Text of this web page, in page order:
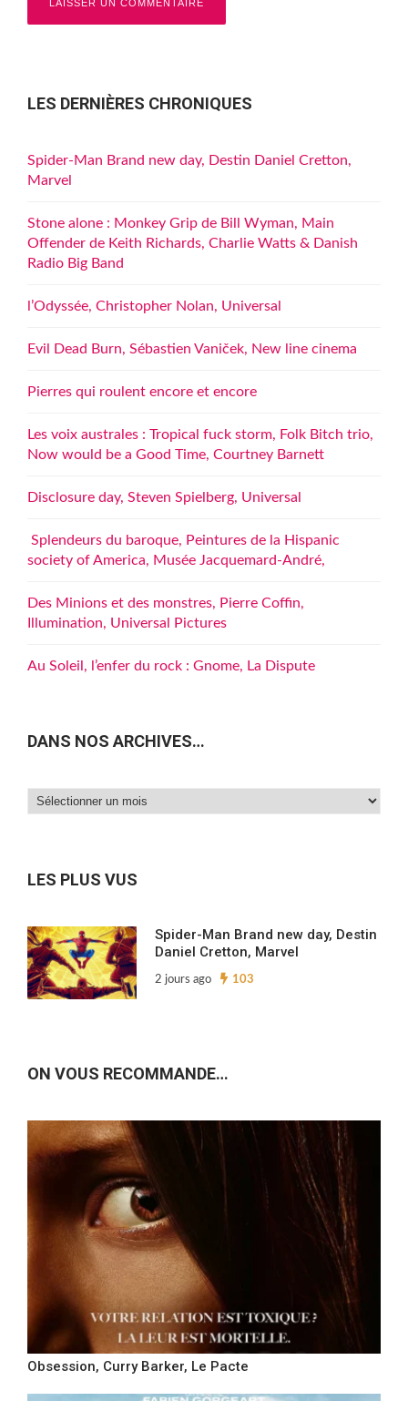
LES DERNIÈRES CHRONIQUES
Spider-Man Brand new day, Destin Daniel Cretton,
Marvel
Stone alone : Monkey Grip de Bill Wyman, Main
Offender de Keith Richards, Charlie Watts & Danish
Radio Big Band
l’Odyssée, Christopher Nolan, Universal
Evil Dead Burn, Sébastien Vaniček, New line cinema
Pierres qui roulent encore et encore
Les voix australes : Tropical fuck storm, Folk Bitch trio,
Now would be a Good Time, Courtney Barnett
Disclosure day, Steven Spielberg, Universal
Splendeurs du baroque, Peintures de la Hispanic
society of America, Musée Jacquemard-André,
Des Minions et des monstres, Pierre Coffin,
Illumination, Universal Pictures
Au Soleil, l’enfer du rock : Gnome, La Dispute
DANS NOS ARCHIVES…
Dans
LES PLUS VUS
Spider-Man Brand new day, Destin
Daniel Cretton, Marvel
2 jours ago 103
ON VOUS RECOMMANDE…
Obsession, Curry Barker, Le Pacte